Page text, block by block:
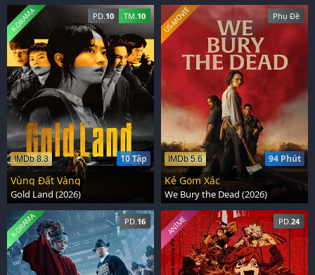
PD. 10 TM. 10
10 Tập
IMDb 8.3
K-DRAMA
Vùng Đất Vàng
Gold Land (2026)
Phụ Đề
94 Phút
IMDb 5.6
US-MOVIE
Kẻ Gom Xác
We Bury the Dead (2026)
PD. 16
K-DRAMA PD. 24
ANIME